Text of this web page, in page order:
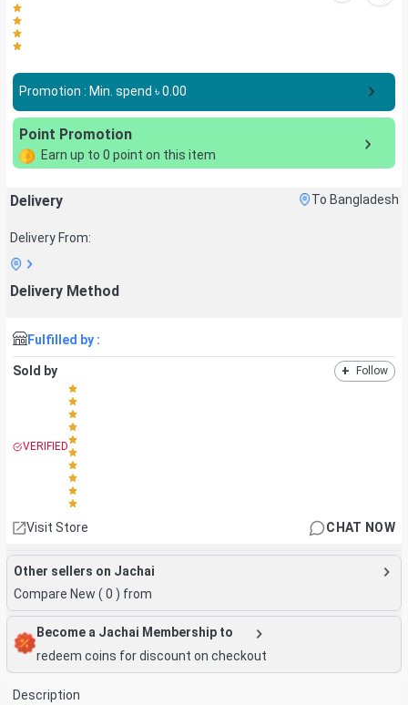
Promotion : Min. spend ৳0.00
Point Promotion
Earn up to 0 point on this item
Delivery To Bangladesh
Delivery From:
Delivery Method
Fulfilled by :
Sold by + Follow
VERIFIED
Visit Store CHAT NOW
Other sellers on Jachai
Compare New ( 0 ) from
Become a Jachai Membership to
redeem coins for discount on checkout
Description